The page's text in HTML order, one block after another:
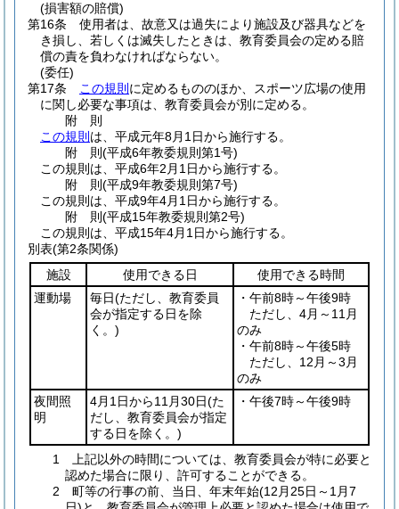
(損害額の賠償)
第16条
使用者は、故意又は過失により施設及び器具などを
き損し、若しくは滅失したときは、教育委員会の定める賠
償の責を負わなければならない。
(委任)
第17条
この規則 に定めるもののほか、スポーツ広場の使用
に関し必要な事項は、教育委員会が別に定める。
附 則
この規則 は、平成元年8月1日から施行する。
附 則(平成6年教委規則第1号)
この規則は、平成6年2月1日から施行する。
附 則(平成9年教委規則第7号)
この規則は、平成9年4月1日から施行する。
附 則(平成15年教委規則第2号)
この規則は、平成15年4月1日から施行する。
別表(第2条関係)
施設
使用できる日
使用できる時間
運動場
毎日(ただし、教育委員
会が指定する日を除
く。)
・午前8時～午後9時
ただし、4月～11月
のみ
・午前8時～午後5時
ただし、12月～3月
のみ
夜間照
明
4月1日から11月30日(た
だし、教育委員会が指定
する日を除く。)
・午後7時～午後9時
1 上記以外の時間については、教育委員会が特に必要と
認めた場合に限り、許可することができる。
2 町等の行事の前、当日、年末年始(12月25日～1月7